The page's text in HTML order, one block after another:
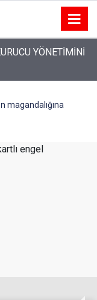
YÖNETİMİNİ
magandalığına